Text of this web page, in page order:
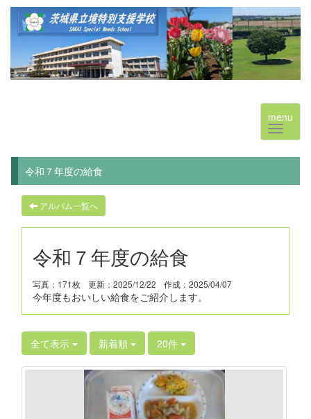
menu
令和７年度の給食
アルバム一覧へ
令和７年度の給食
写真：171枚 更新：2025/12/22 作成：2025/04/07
今年度もおいしい給食をご紹介します。
全て表示 新着順 20件